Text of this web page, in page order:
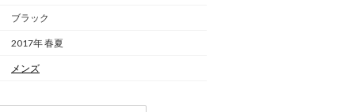
ブラック
2017年 春夏
メンズ